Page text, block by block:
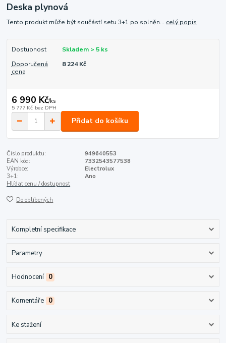
Deska plynová
Tento produkt může být součástí setu 3+1 po splněn... celý popis
Dostupnost
Skladem > 5 ks
Doporučená
cena
8 224 Kč
6 990 Kč/ks
5 777 Kč bez DPH
Přidat do košíku
Číslo produktu:
949640553
EAN kód:
7332543577538
Výrobce:
Electrolux
3+1:
Ano
Hlídat cenu / dostupnost
Do oblíbených
Kompletní specifikace
Parametry
Hodnocení 0
Komentáře 0
Ke stažení